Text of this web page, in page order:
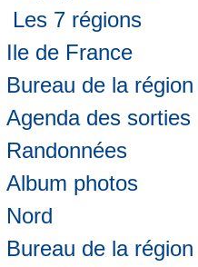
Les 7 régions
Ile de France
Bureau de la région
Agenda des sorties
Randonnées
Album photos
Nord
Bureau de la région